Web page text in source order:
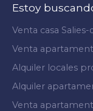
Estoy
Venta casa
Venta
Alquiler locales
Alquiler
Venta